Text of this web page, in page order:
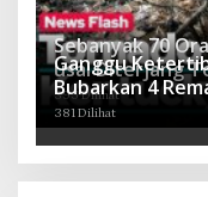
Sebanyak 70
usai Diterjang
395 Dilihat
Ganggu
Bubarkan 4
Batu Hitam dan
381 Dilihat